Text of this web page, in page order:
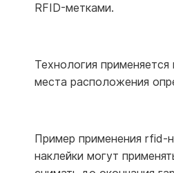
RFID-метками.
Технология
места расположения
Пример применения rfid-
наклейки могут